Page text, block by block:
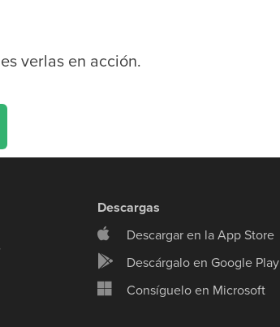
verlas en acción.
Descargas
Descargar en la App Store
Descárgalo en Google Play
Consíguelo en Microsoft